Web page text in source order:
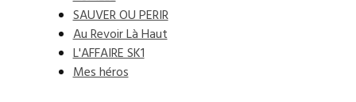
SAUVER OU PERIR
Au Revoir Là Haut
L'AFFAIRE SK1
Mes héros